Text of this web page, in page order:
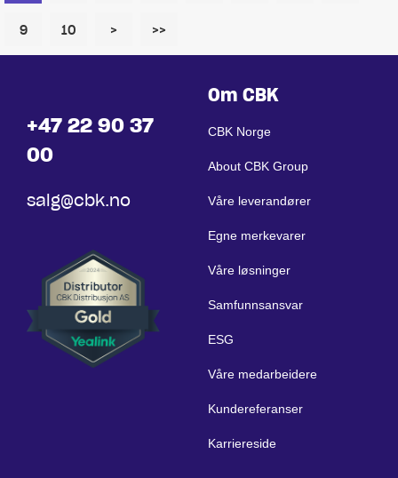
9 10 > >>
+47 22 90 37
00
salg@cbk.no
Om CBK
CBK Norge
About CBK Group
Våre leverandører
Egne merkevarer
Våre løsninger
Samfunnsansvar
ESG
Våre medarbeidere
Kundereferanser
Karriereside